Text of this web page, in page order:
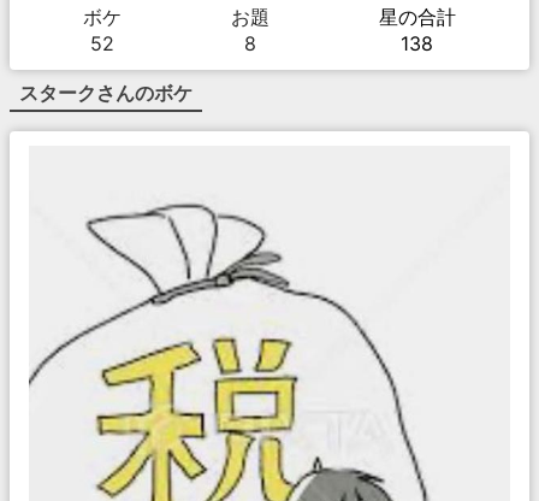
ボケ
52
お題
8
星の合計
138
スターク さんのボケ